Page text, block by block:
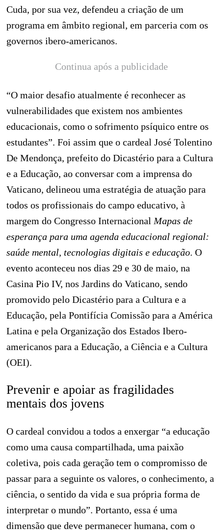
Cuda, por sua vez, defendeu a criação de um
programa em âmbito regional, em parceria com os
governos ibero-americanos.
Continua após a publicidade
“O maior desafio atualmente é reconhecer as
vulnerabilidades que existem nos ambientes
educacionais, como o sofrimento psíquico entre os
estudantes”. Foi assim que o cardeal José Tolentino
De Mendonça, prefeito do Dicastério para a Cultura
e a Educação, ao conversar com a imprensa do
Vaticano, delineou uma estratégia de atuação para
todos os profissionais do campo educativo, à
margem do Congresso Internacional Mapas de
esperança para uma agenda educacional regional:
saúde mental, tecnologias digitais e educação. O
evento aconteceu nos dias 29 e 30 de maio, na
Casina Pio IV, nos Jardins do Vaticano, sendo
promovido pelo Dicastério para a Cultura e a
Educação, pela Pontifícia Comissão para a América
Latina e pela Organização dos Estados Ibero-
americanos para a Educação, a Ciência e a Cultura
(OEI).
Prevenir e apoiar as fragilidades
mentais dos jovens
O cardeal convidou a todos a enxergar “a educação
como uma causa compartilhada, uma paixão
coletiva, pois cada geração tem o compromisso de
passar para a seguinte os valores, o conhecimento, a
ciência, o sentido da vida e sua própria forma de
interpretar o mundo”. Portanto, essa é uma
dimensão que deve permanecer humana, com o